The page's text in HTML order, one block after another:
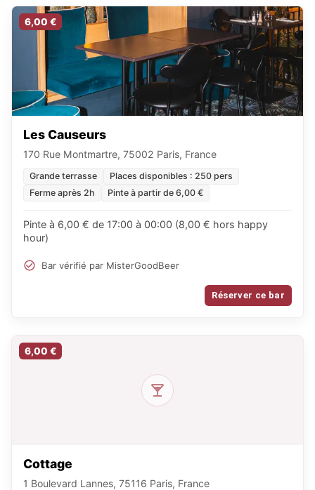
6,00 €
Les Causeurs
170 Rue Montmartre, 75002 Paris, France
Grande terrasse
Places disponibles : 250 pers
Ferme après 2h
Pinte à partir de 6,00 €
Pinte à 6,00 € de 17:00 à 00:00 (8,00 € hors happy
hour)
Bar vérifié par MisterGoodBeer
Réserver ce bar
6,00 €
Cottage
1 Boulevard Lannes, 75116 Paris, France